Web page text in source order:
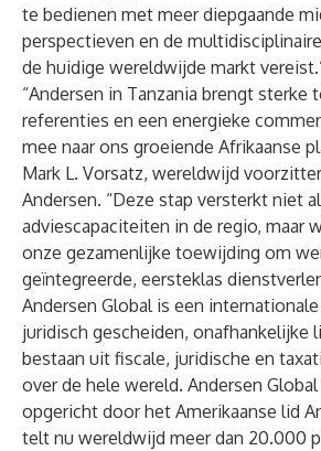
te bedienen met meer diepgaande
perspectieven en de
de huidige wereldwijde markt
“Andersen in Tanzania brengt sterke
referenties en een energieke
mee naar ons groeiende Afrikaanse
Mark L. Vorsatz, wereldwijd
Andersen. “Deze stap versterkt niet
adviescapaciteiten in de regio, maar
onze gezamenlijke toewijding om
geïntegreerde, eersteklas
Andersen Globalis een internationale
juridisch gescheiden, onafhankelijke
bestaan uit fiscale, juridische en
over de hele wereld. Andersen Global
opgericht door het Amerikaanse lid
telt nu wereldwijd meer dan 20.000